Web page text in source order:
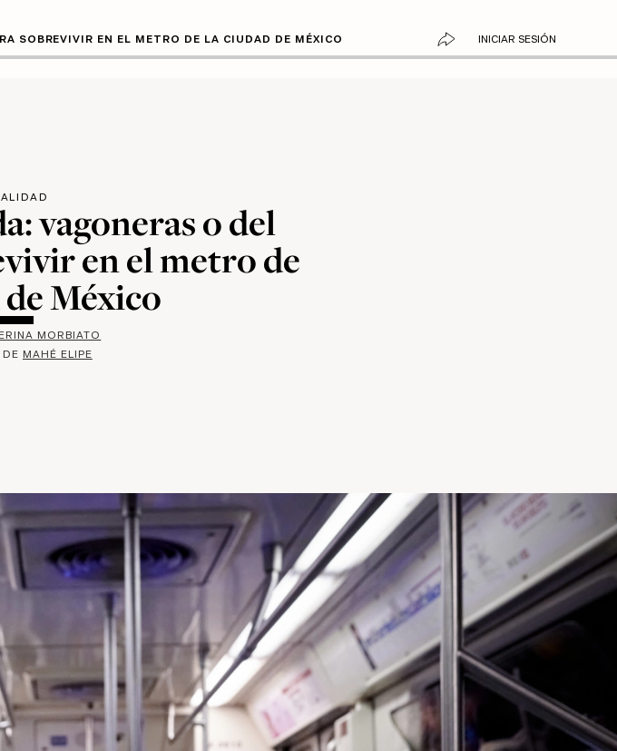
SOBREVIVIR EN EL METRO DE LA CIUDAD DE MÉXICO INICIAR SESIÓN
vagoneras o del
en el metro de
México
MORBIATO
MAHÉ ELIPE